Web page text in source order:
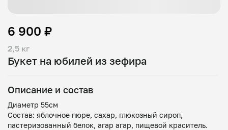
Букет на юбилей из зефира
2,5 кг
6 900 ₽
Описание и состав
Диаметр 55см
Состав: яблочное пюре, сахар, глюкозный сироп,
пастеризованный белок, агар агар, пищевой краситель.